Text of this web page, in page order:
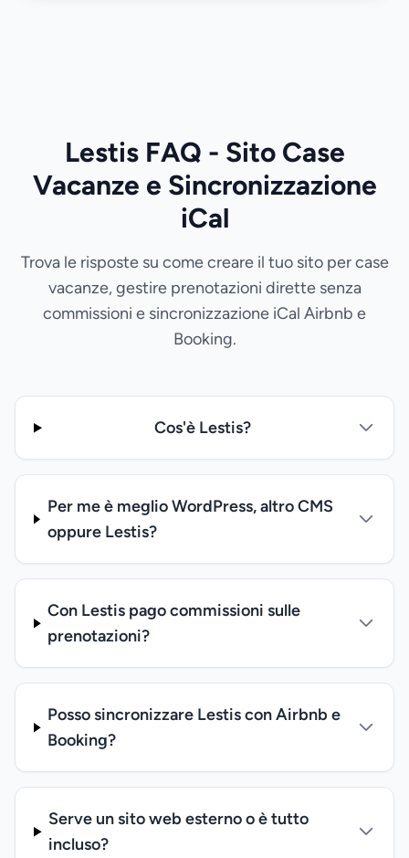
Lestis FAQ - Sito Case
Vacanze e Sincronizzazione
iCal
Trova le risposte su come creare il tuo sito per case
vacanze, gestire prenotazioni dirette senza
commissioni e sincronizzazione iCal Airbnb e
Booking.
Cos'è Lestis?
Per me è meglio WordPress, altro CMS
oppure Lestis?
Con Lestis pago commissioni sulle
prenotazioni?
Posso sincronizzare Lestis con Airbnb e
Booking?
Serve un sito web esterno o è tutto
incluso?